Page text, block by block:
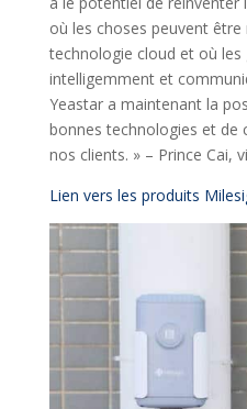
où les choses peuvent
technologie cloud et où les
intelligemment et
Yeastar a maintenant la
bonnes technologies et de
nos clients. » – Prince Cai,
Lien vers les produits